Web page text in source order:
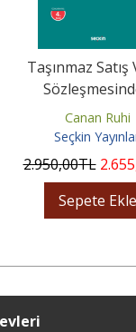
Taşınmaz Satış
Kaynaklanan
Canan Ruhi
Seçkin
2.950,00TL 2.655
Sepete Ekle